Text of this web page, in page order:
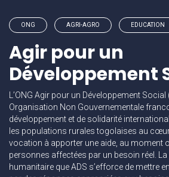
ONG AGRI-AGRO EDUCATION
Agir pour un
Développement
L’ONG Agir pour un Développement Social
Organisation Non Gouvernementale
développement et de solidarité
les populations rurales togolaises au
vocation à apporter une aide, au moment
personnes affectées par un besoin réel. La
humanitaire que ADS s’efforce de mettre